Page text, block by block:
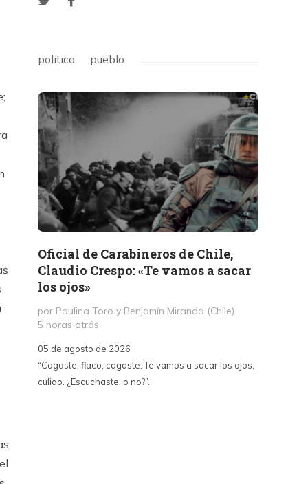
politica pueblo
Oficial de Carabineros de Chile,
Claudio Crespo: «Te vamos a sacar
los ojos»
por Paulina Toro y Benjamín Miranda (Chile)
5 horas atrás
05 de agosto de 2026
“Cagaste, flaco, cagaste. Te vamos a sacar los ojos,
culiao. ¿Escuchaste, o no?”.